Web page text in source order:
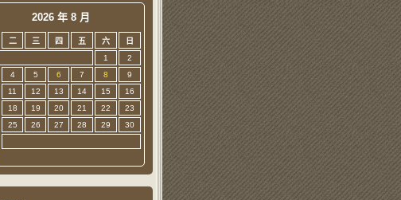
2026 年 8 月
二 三 四 五 六
日
1
2
4 5 6 7 8
9
11 12 13 14 15
16
18 19 20 21 22
23
25 26 27 28 29
30